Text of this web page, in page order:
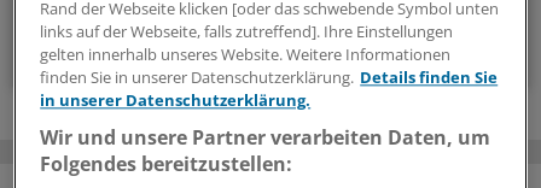
Zum Abonnieren bitte anmelden
Rand der Webseite klicken [oder das schwebende Symbol unten
links auf der Webseite, falls zutreffend]. Ihre Einstellungen
gelten innerhalb unseres Website. Weitere Informationen
finden Sie in unserer Datenschutzerklärung. Details finden Sie
in unserer Datenschutzerklärung.
Wir und unsere Partner verarbeiten Daten, um
Folgendes bereitzustellen: